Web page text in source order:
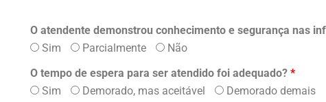
O atendente demonstrou conhecimento e segurança nas
Sim
Parcialmente
Não
O tempo de espera para ser atendido foi adequado? *
Sim
Demorado, mas aceitável
Demorado demais